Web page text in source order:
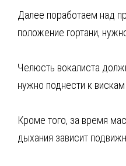
Далее поработаем над
положение гортани,
Челюсть вокалиста
нужно поднести к
Кроме того, за время
дыхания зависит